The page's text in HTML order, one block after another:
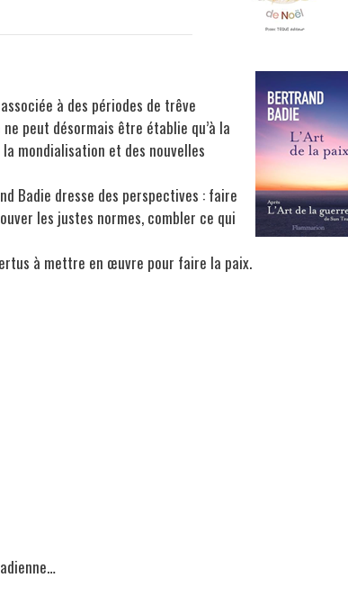
à des périodes de trêve
peut désormais être établie qu’à la
mondialisation et des nouvelles
Badie dresse des perspectives : faire
les justes normes, combler ce qui
à mettre en œuvre pour faire la paix.